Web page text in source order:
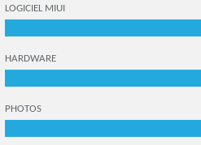
LOGICIEL MIUI
HARDWARE
PHOTOS